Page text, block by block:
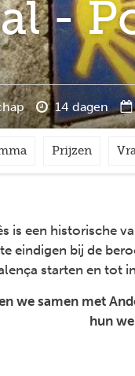
-
14 dagen
Prijzen
is een historische
eindigen bij de
starten en tot
we samen met
hun